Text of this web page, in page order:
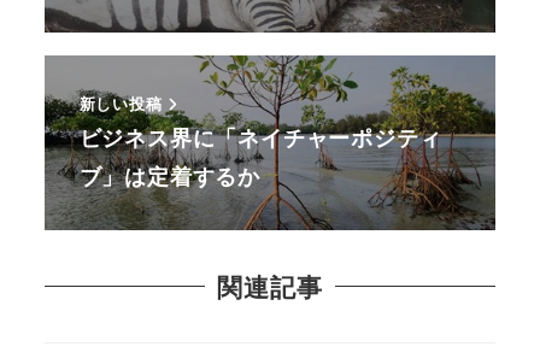
新しい投稿
ビジネス界に「ネイチャーポジティ
ブ」は定着するか
関連記事